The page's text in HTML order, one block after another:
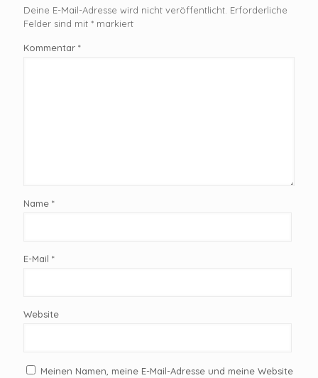
Deine E-Mail-Adresse wird nicht veröffentlicht. Erforderliche
Felder sind mit * markiert
Kommentar *
Name *
E-Mail *
Website
Meinen Namen, meine E-Mail-Adresse und meine Website